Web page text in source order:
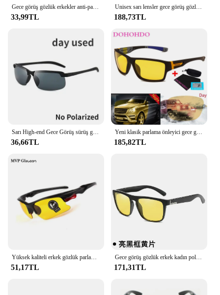
Gece görüş gözlük erkekler anti-parlama sürüş yarım çerçeve güneş gözlüğü sürücü açık spor gözlük kadınlar için gündüz ve gece gözlük
33,99TL
Unisex sarı lensler gece görüş gözlüğü sürüş gözlükleri
188,73TL
Sarı High-end Gece Görüş sürüş gözlükleri Polarize Olmayan UV Güneş Gözlüğü PC Ultralight Sürücü Ayna Açık Sürüş Gözlüğü Erkekler
36,66TL
Yeni klasik parlama önleyici gece görüş gözlüğü erkek kadın polarize sarı Lens güneş gözlüğü gece sürüş gözlükleri UV400 Oculos Hombre
185,82TL
51,17TL
Gece görüş gözlük erkek kadın polarize güneş gözlüğü sarı Lens parlama önleyici gözlüğü gece sürüş güneş gözlüğü UV400 gözlük
171,31TL